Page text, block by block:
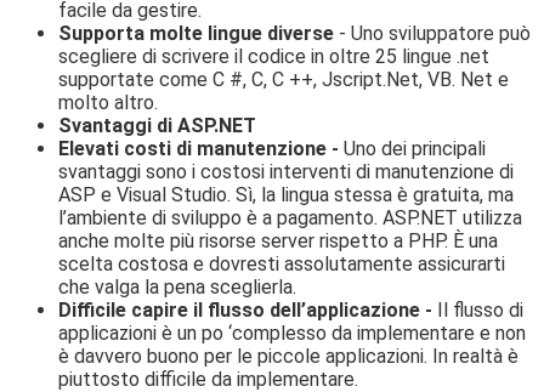
facile da gestire.
Supporta molte lingue diverse - Uno sviluppatore può
scegliere di scrivere il codice in oltre 25 lingue .net
supportate come C #, C, C ++, Jscript.Net, VB. Net e
molto altro.
Svantaggi di ASP.NET
Elevati costi di manutenzione - Uno dei principali
svantaggi sono i costosi interventi di manutenzione di
ASP e Visual Studio. Sì, la lingua stessa è gratuita, ma
l’ambiente di sviluppo è a pagamento. ASP.NET utilizza
anche molte più risorse server rispetto a PHP. È una
scelta costosa e dovresti assolutamente assicurarti
che valga la pena sceglierla.
Difficile capire il flusso dell’applicazione - Il flusso di
applicazioni è un po ‘complesso da implementare e non
è davvero buono per le piccole applicazioni. In realtà è
piuttosto difficile da implementare.